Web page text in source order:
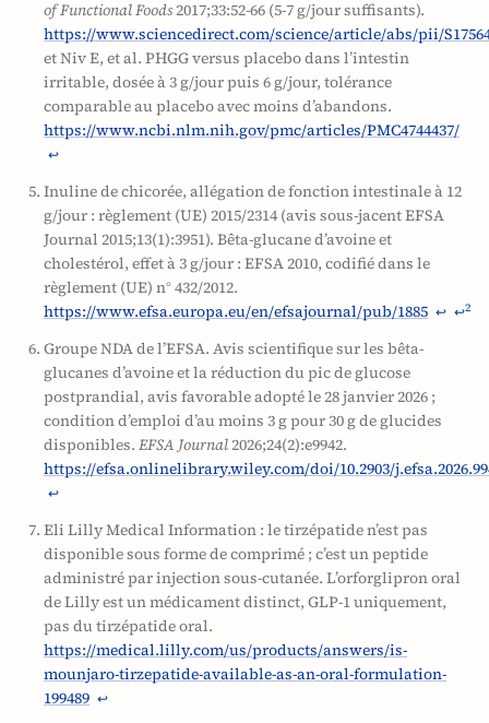
of Functional Foods2017;33:52-66 (5-7 g/jour suffisants).
https://www.sciencedirect.com/science/article/abs/pii/
et Niv E, et al. PHGG versus placebo dans l’intestin
irritable, dosée à 3 g/jour puis 6 g/jour, tolérance
comparable au placebo avec moins d’abandons.
https://www.ncbi.nlm.nih.gov/pmc/articles/PMC4744437/
↩
Inuline de chicorée, allégation de fonction intestinale à 12
g/jour : règlement (UE) 2015/2314 (avis sous-jacent EFSA
Journal 2015;13(1):3951). Bêta-glucane d’avoine et
cholestérol, effet à 3 g/jour : EFSA 2010, codifié dans le
règlement (UE) n° 432/2012.
https://www.efsa.europa.eu/en/efsajournal/pub/1885 ↩ ↩2
Groupe NDA de l’EFSA. Avis scientifique sur les bêta-
glucanes d’avoine et la réduction du pic de glucose
postprandial, avis favorable adopté le 28 janvier 2026 ;
condition d’emploi d’au moins 3 g pour 30 g de glucides
disponibles. EFSA Journal2026;24(2):e9942.
https://efsa.onlinelibrary.wiley.com/doi/10.2903/
↩
Eli Lilly Medical Information : le tirzépatide n’est pas
disponible sous forme de comprimé ; c’est un peptide
administré par injection sous-cutanée. L’orforglipron oral
de Lilly est un médicament distinct, GLP-1 uniquement,
pas du tirzépatide oral.
https://medical.lilly.com/us/products/answers/is-
mounjaro-tirzepatide-available-as-an-oral-formulation-
199489 ↩